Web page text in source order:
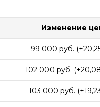
Изменение
99 000 руб.
102 000 руб.
103 000 руб.